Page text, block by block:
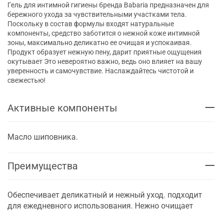
Гель для интимной гигиены бренда Babaria предназначен для
бережного ухода за чувствительными участками тела.
Поскольку в состав формулы входят натуральные
компоненты, средство заботится о нежной коже интимной
зоны, максимально деликатно ее очищая и успокаивая.
Продукт образует нежную пену, дарит приятные ощущения
окутывает Это невероятно важно, ведь оно влияет на вашу
уверенность и самочувствие. Наслаждайтесь чистотой и
свежестью!
Активные компоненты
Масло шиповника.
Преимущества
Обеспечивает деликатный и нежный уход. подходит
для ежедневного использования. Нежно очищает